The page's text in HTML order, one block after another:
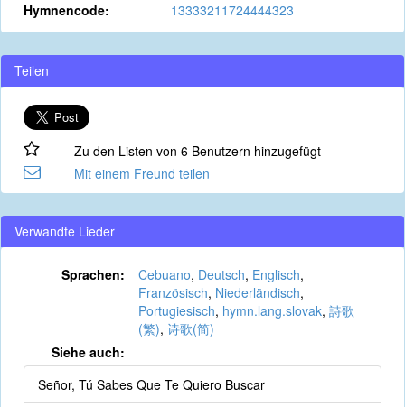
Hymnencode:
13333211724444323
Teilen
Zu den Listen von 6 Benutzern hinzugefügt
Mit einem Freund teilen
Verwandte Lieder
Sprachen: Cebuano, Deutsch, Englisch,
Französisch, Niederländisch,
Portugiesisch, hymn.lang.slovak, 詩歌
(繁), 诗歌(简)
Siehe auch:
Señor, Tú Sabes Que Te Quiero Buscar